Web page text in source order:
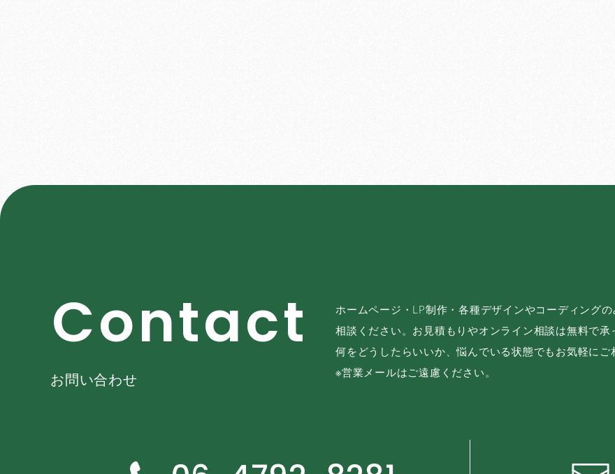
Contact
お問い合わせ
ホームページ・LP制作・各種デザインやコーディング
相談ください。お見積もりやオンライン相談は無料で承
何をどうしたらいいか、悩んでいる状態でもお気軽にご
※営業メールはご遠慮ください。